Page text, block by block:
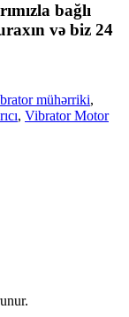
bağlı
və biz 24
mühərriki,
, Vibrator Motor